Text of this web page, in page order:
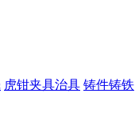
虎钳夹具治具 铸件铸铁